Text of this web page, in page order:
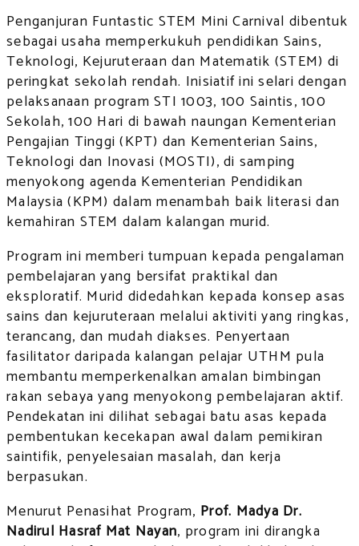
Penganjuran Funtastic STEM Mini Carnival dibentuk
sebagai usaha memperkukuh pendidikan Sains,
Teknologi, Kejuruteraan dan Matematik (STEM) di
peringkat sekolah rendah. Inisiatif ini selari dengan
pelaksanaan program STI 1003, 100 Saintis, 100
Sekolah, 100 Hari di bawah naungan Kementerian
Pengajian Tinggi (KPT) dan Kementerian Sains,
Teknologi dan Inovasi (MOSTI), di samping
menyokong agenda Kementerian Pendidikan
Malaysia (KPM) dalam menambah baik literasi dan
kemahiran STEM dalam kalangan murid.
Program ini memberi tumpuan kepada pengalaman
pembelajaran yang bersifat praktikal dan
eksploratif. Murid didedahkan kepada konsep asas
sains dan kejuruteraan melalui aktiviti yang ringkas,
terancang, dan mudah diakses. Penyertaan
fasilitator daripada kalangan pelajar UTHM pula
membantu memperkenalkan amalan bimbingan
rakan sebaya yang menyokong pembelajaran aktif.
Pendekatan ini dilihat sebagai batu asas kepada
pembentukan kecekapan awal dalam pemikiran
saintifik, penyelesaian masalah, dan kerja
berpasukan.
Menurut Penasihat Program, Prof. Madya Dr.
Nadirul Hasraf Mat Nayan, program ini dirangka